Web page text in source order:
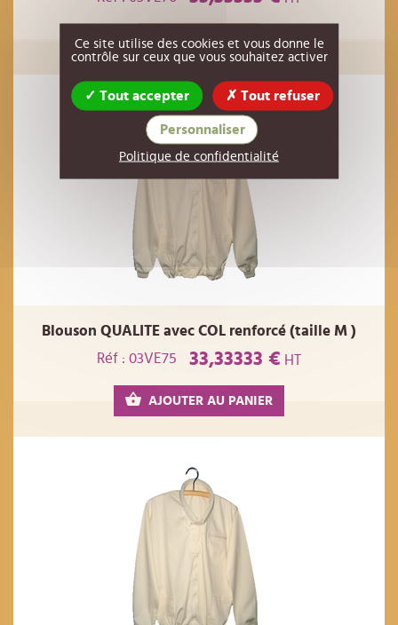
EN RUPTURE
Blouson QUALITE avec COL renforcé (taille M )
Réf : 03VE75
33,33333 € HT
AJOUTER AU PANIER
Ce site utilise des cookies et vous donne le
contrôle sur ceux que vous souhaitez activer
Tout accepter Tout refuser
Personnaliser
Politique de confidentialité